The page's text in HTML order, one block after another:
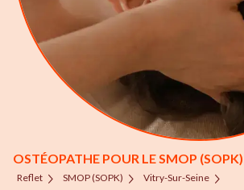
OSTÉOPATHE POUR LE SMOP (SOPK)
Reflet SMOP (SOPK)
Vitry-Sur-Seine